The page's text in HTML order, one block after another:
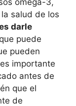
salud de los
darle
puede
pueden
importante
antes de
que el
de